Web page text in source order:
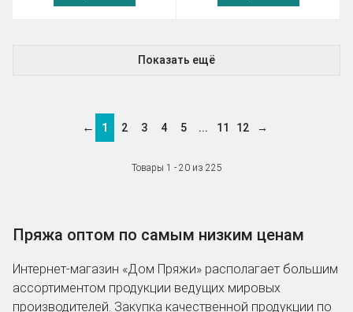
Показать ещё
Товары 1 - 20 из 225
← 1 2 3 4 5 ... 11 12 →
Пряжа оптом по самым низким ценам
Интернет-магазин «Дом Пряжи» располагает большим
ассортиментом продукции ведущих мировых
производителей. Закупка качественной продукции по